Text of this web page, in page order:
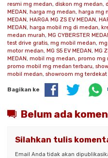
resmi mg medan, diskon mg medan,
MEDAN, harga mg medan, harga mg
MEDAN, HARGA MG ZS EV MEDAN,
MEDAN, harga mobil mg di medan,
medan murah, MG CYBERSTER
test drive gratis, mg mobil medan,
motor medan, MG S5 EV MEDAN, MG
MEDAN, mobil mg medan, promo mg
promo mobil mg medan terbaru,
mobil medan, showroom mg
Bagikan ke
Belum ada
Silahkan tulis
Email Anda tidak akan